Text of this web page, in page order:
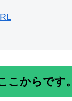
こからです。